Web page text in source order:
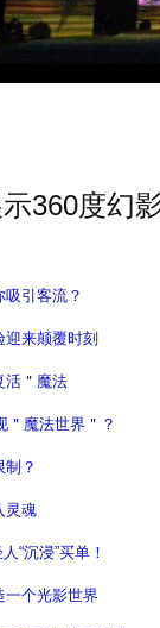
360度幻
引客流？
来颠覆时刻
活＂魔法
＂魔法世界＂？
？
灵魂
“沉浸”买单！
一个光影世界